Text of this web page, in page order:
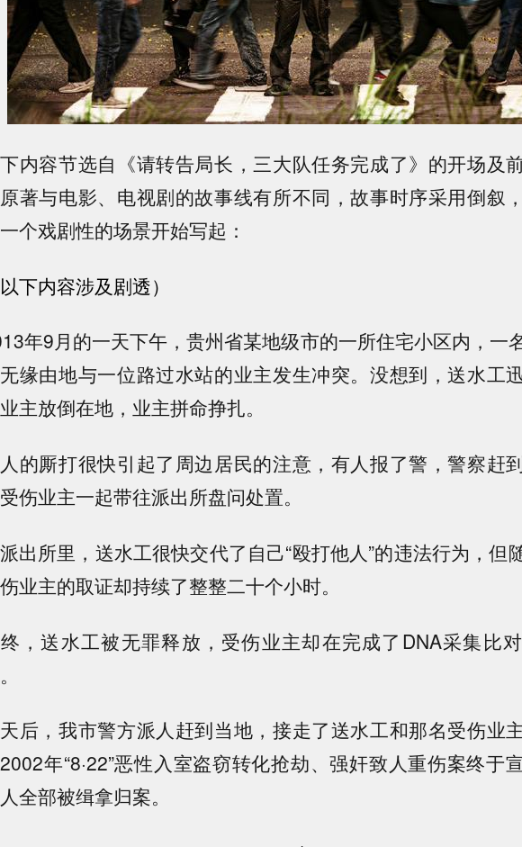
内容节选自《请转告局长，三大队任务完成了》的开场及
著与电影、电视剧的故事线有所不同，故事时序采用倒叙
个戏剧性的场景开始写起：
以下内容涉及剧透）
年9月的一天下午，贵州省某地级市的一所住宅小区内，一
缘由地与一位路过水站的业主发生冲突。没想到，送水工
主放倒在地，业主拼命挣扎。
的厮打很快引起了周边居民的注意，有人报了警，警察赶
伤业主一起带往派出所盘问处置。
出所里，送水工很快交代了自己“殴打他人”的违法行为，但
业主的取证却持续了整整二十个小时。
，送水工被无罪释放，受伤业主却在完成了DNA采集比
后，我市警方派人赶到当地，接走了送水工和那名受伤业
年“8·22”恶性入室盗窃转化抢劫、强奸致人重伤案终于
全部被缉拿归案。